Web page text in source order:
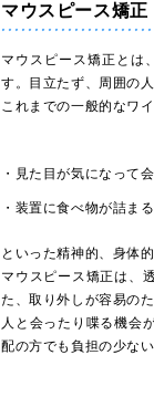
マウスピース矯正
マウスピース矯正とは
す。目立たず、周囲の
これまでの一般的なワ
・見た目が気になって
・装置に食べ物が詰ま
といった精神的、身体
マウスピース矯正は、
た、取り外しが容易の
人と会ったり喋る機会
配の方でも負担の少な